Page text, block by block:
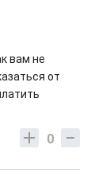
вам не
от
0